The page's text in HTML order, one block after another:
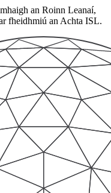
an Roinn Leanaí,
fheidhmiú an Achta ISL.